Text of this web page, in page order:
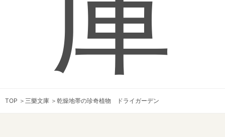
TOP ＞ 三樂文庫＞ 乾燥地帯の珍奇植物 ドライガーデン